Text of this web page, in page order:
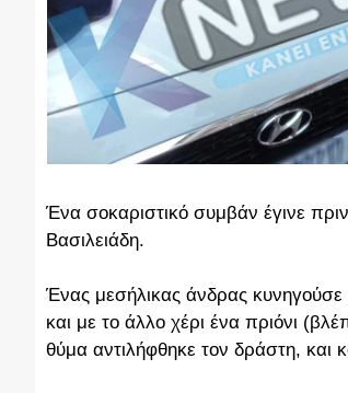
Ένα σοκαριστικό συμβάν έγινε
Βασιλειάδη.
Ένας μεσήλικας άνδρας κυνηγούσε
και με το άλλο χέρι ένα πριόνι
θύμα αντιλήφθηκε τον δράστη, και